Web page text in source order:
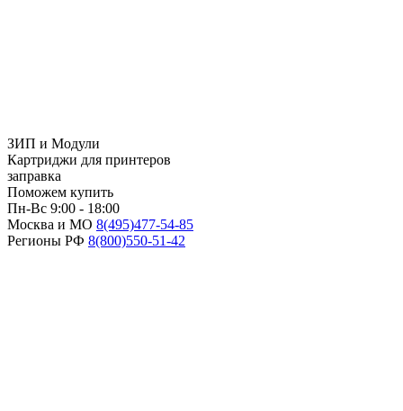
ЗИП и Модули
Картриджи для принтеров
заправка
Поможем купить
Пн-Вс 9:00 - 18:00
Москва и МО 8(495)477-54-85
Регионы РФ 8(800)550-51-42